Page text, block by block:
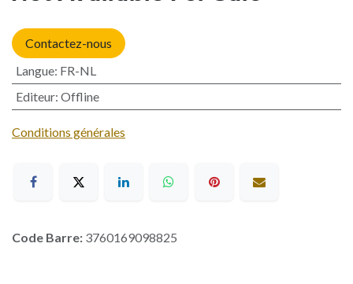
Contactez-nous
Langue: FR-NL
Editeur: Offline
Conditions générales
Code Barre: 3760169098825